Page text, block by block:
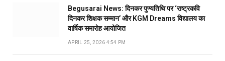
Begusarai News: दिनकर पुण्यतिथि पर ‘राष्ट्रकवि
दिनकर शिक्षक सम्मान’ और KGM Dreams विद्यालय का
वार्षिक समारोह आयोजित
APRIL 25, 2026 4:54 PM